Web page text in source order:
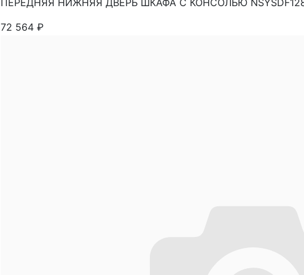
ПЕРЕДНЯЯ НИЖНЯЯ ДВЕРЬ ШКАФА С КОНСОЛЬЮ
72 564 ₽